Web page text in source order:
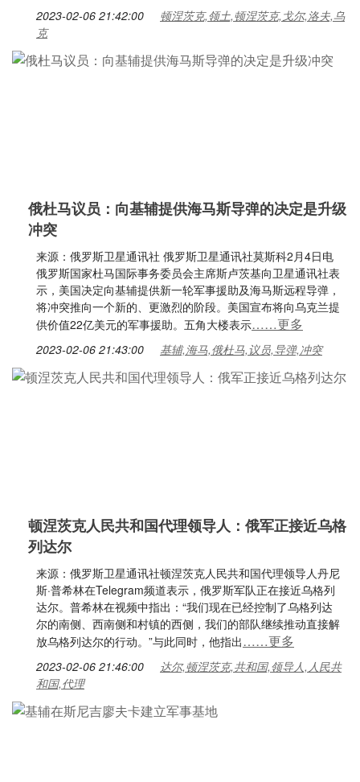
2023-02-06 21:42:00
顿涅茨克,领土,顿涅茨克,戈尔,洛夫,乌
克
俄杜马议员：向基辅提供海马斯导弹的决定是升级
冲突
来源：俄罗斯卫星通讯社 俄罗斯卫星通讯社莫斯科2月4日电
俄罗斯国家杜马国际事务委员会主席斯卢茨基向卫星通讯社表
示，美国决定向基辅提供新一轮军事援助及海马斯远程导弹，
将冲突推向一个新的、更激烈的阶段。美国宣布将向乌克兰提
供价值22亿美元的军事援助。五角大楼表示……更多
2023-02-06 21:43:00 基辅,海马,俄杜马,议员,导弹,冲突
顿涅茨克人民共和国代理领导人：俄军正接近乌格
列达尔
来源：俄罗斯卫星通讯社顿涅茨克人民共和国代理领导人丹尼
斯·普希林在Telegram频道表示，俄罗斯军队正在接近乌格列
达尔。普希林在视频中指出：“我们现在已经控制了乌格列达
尔的南侧、西南侧和村镇的西侧，我们的部队继续推动直接解
放乌格列达尔的行动。”与此同时，他指出……更多
2023-02-06 21:46:00
达尔,顿涅茨克,共和国,领导人,人民共
和国,代理